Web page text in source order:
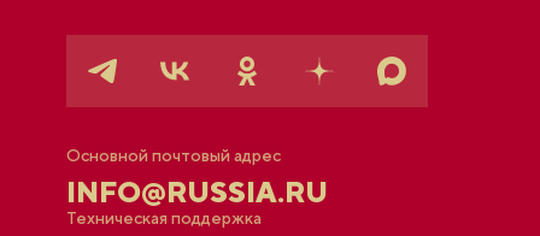
Основной почтовый адрес
INFO@RUSSIA.RU
Техническая поддержка